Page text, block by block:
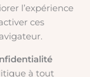
l’expérience
ces
à tout